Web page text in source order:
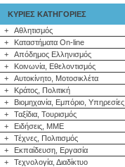
ΚΥΡΙΕΣ ΚΑΤΗΓΟΡΙΕΣ
+
Αθλητισμός
+
Καταστήματα On-line
+
Απόδημος Ελληνισμός
+
Κοινωνία, Εθελοντισμός
+
Αυτοκίνητο, Μοτοσικλέτα
+
Κράτος, Πολιτική
+
Βιομηχανία, Εμπόριο, Υπηρεσίες
+
Ταξίδια, Τουρισμός
+
Ειδήσεις, ΜΜΕ
+
Τέχνες, Πολιτισμός
+
Εκπαίδευση, Εργασία
+
Τεχνολογία, Διαδίκτυο